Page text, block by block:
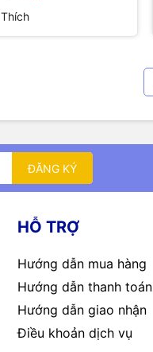
Thích
ĐĂNG KÝ
HỖ TRỢ
Hướng dẫn mua hàng
Hướng dẫn thanh toán
Hướng dẫn giao nhận
Điều khoản dịch vụ